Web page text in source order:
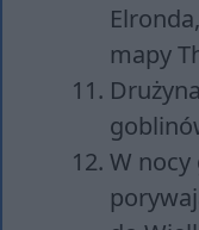
mapy
W